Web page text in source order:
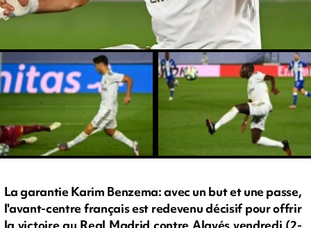
La garantie Karim Benzema: avec un but et une passe,
l'avant-centre français est redevenu décisif pour offrir